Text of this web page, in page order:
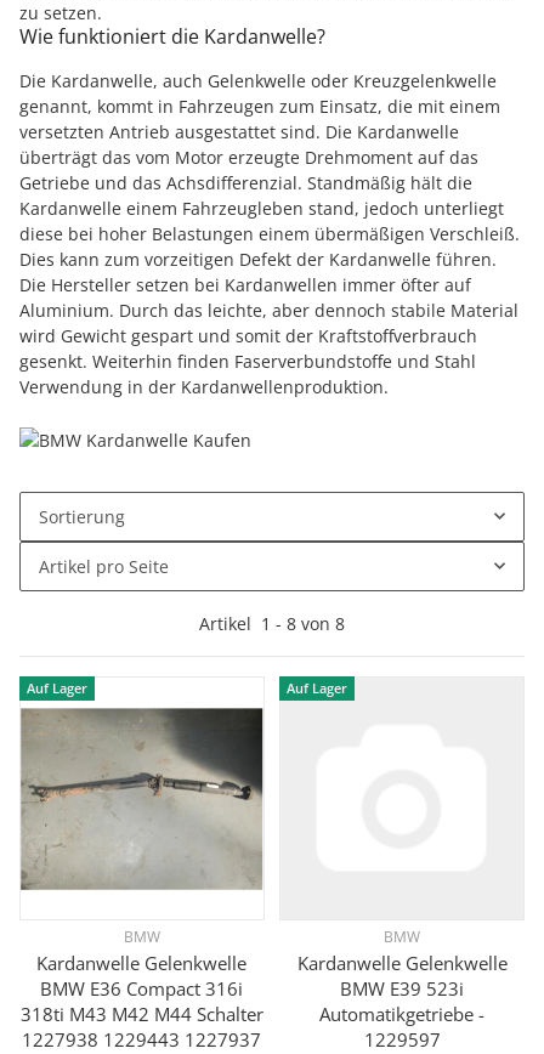
zu setzen.
Wie funktioniert die Kardanwelle?
Die Kardanwelle, auch Gelenkwelle oder Kreuzgelenkwelle
genannt, kommt in Fahrzeugen zum Einsatz, die mit einem
versetzten Antrieb ausgestattet sind. Die Kardanwelle
überträgt das vom Motor erzeugte Drehmoment auf das
Getriebe und das Achsdifferenzial. Standmäßig hält die
Kardanwelle einem Fahrzeugleben stand, jedoch unterliegt
diese bei hoher Belastungen einem übermäßigen Verschleiß.
Dies kann zum vorzeitigen Defekt der Kardanwelle führen.
Die Hersteller setzen bei Kardanwellen immer öfter auf
Aluminium. Durch das leichte, aber dennoch stabile Material
wird Gewicht gespart und somit der Kraftstoffverbrauch
gesenkt. Weiterhin finden Faserverbundstoffe und Stahl
Verwendung in der Kardanwellenproduktion.
Sortierung
Artikel pro Seite
Artikel 1 - 8 von 8
Auf Lager
BMW
Kardanwelle Gelenkwelle
BMW E36 Compact 316i
318ti M43 M42 M44 Schalter
1227938 1229443 1227937
Auf Lager
BMW
Kardanwelle Gelenkwelle
BMW E39 523i
Automatikgetriebe -
1229597